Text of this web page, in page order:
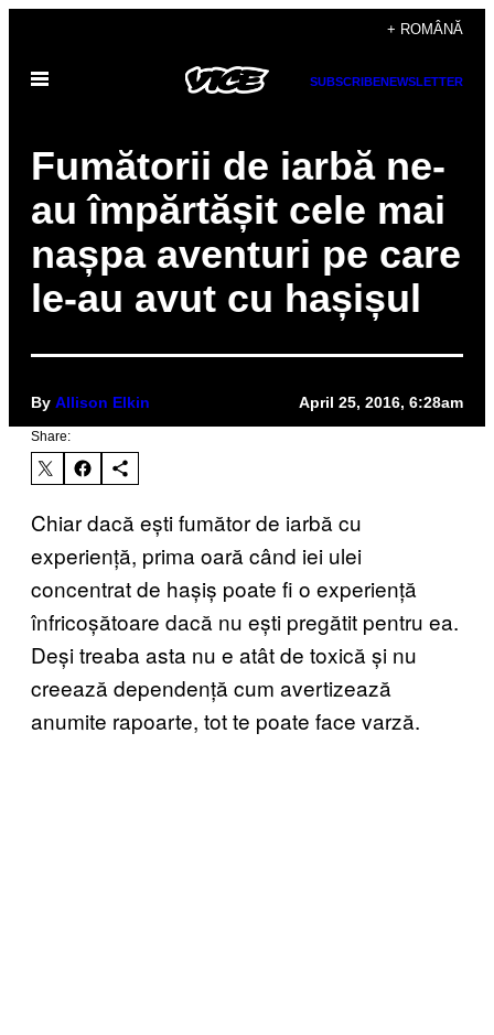
content
+ ROMÂNĂ
Open
SUBSCRIBENEWSLETTER
​Fumătorii de iarbă ne-
au împărtășit cele mai
nașpa aventuri pe care
le-au avut cu hașișul
By Allison Elkin April 25, 2016, 6:28am
Share:
Chiar dacă ești fumător de iarbă cu
experiență, prima oară când iei ulei
concentrat de hașiș poate fi o experiență
înfricoșătoare dacă nu ești pregătit pentru ea.
Deși treaba asta nu e atât de toxică și nu
creează dependență cum avertizează
anumite rapoarte, tot te poate face varză.